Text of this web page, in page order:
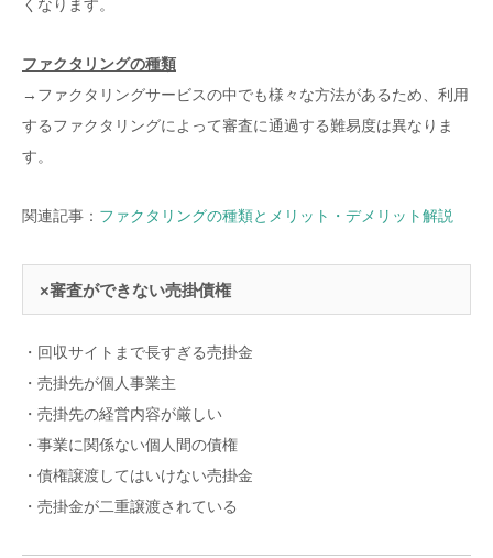
くなります。
ファクタリングの種類
→ファクタリングサービスの中でも様々な方法があるため、利用
するファクタリングによって審査に通過する難易度は異なりま
す。
関連記事： ファクタリングの種類とメリット・デメリット解説
×審査ができない売掛債権
・回収サイトまで長すぎる売掛金
・売掛先が個人事業主
・売掛先の経営内容が厳しい
・事業に関係ない個人間の債権
・債権譲渡してはいけない売掛金
・売掛金が二重譲渡されている